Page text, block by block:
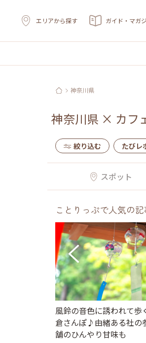
エリアから探す ガイド・マガ
神奈川県
神奈川県 × カフ
絞り込む たびレ
スポット
ことりっぷで人気の
風鈴の音色に誘われて歩
倉さんぽ♪由緒ある社の
舗のひんやり甘味も